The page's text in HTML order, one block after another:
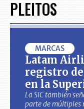
PLEITOS
MARCAS
Latam
registro de
en la
La SIC también
parte de múltiples